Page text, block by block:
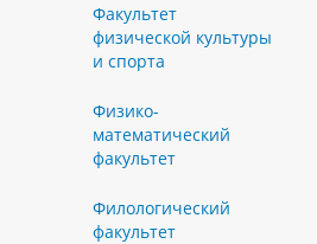
Факультет
физической культуры
и спорта
Физико-
математический
факультет
Филологический
факультет